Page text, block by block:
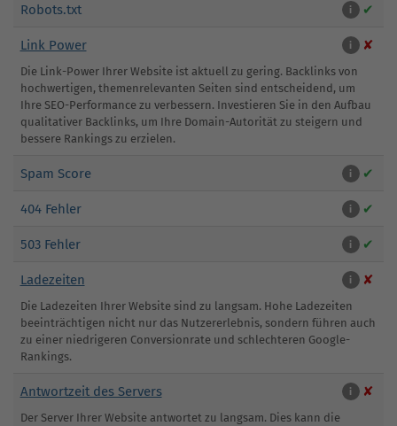
Robots.txt i ✔
Link Power i ✘
Die Link-Power Ihrer Website ist aktuell zu gering. Backlinks von
hochwertigen, themenrelevanten Seiten sind entscheidend, um
Ihre SEO-Performance zu verbessern. Investieren Sie in den Aufbau
qualitativer Backlinks, um Ihre Domain-Autorität zu steigern und
bessere Rankings zu erzielen.
Spam Score i ✔
404 Fehler i ✔
503 Fehler i ✔
Ladezeiten i ✘
Die Ladezeiten Ihrer Website sind zu langsam. Hohe Ladezeiten
beeinträchtigen nicht nur das Nutzererlebnis, sondern führen auch
zu einer niedrigeren Conversionrate und schlechteren Google-
Rankings.
Antwortzeit des Servers i ✘
Der Server Ihrer Website antwortet zu langsam. Dies kann die